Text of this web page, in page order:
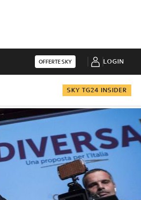
OFFERTE SKY LOGIN
SKY TG24 INSIDER